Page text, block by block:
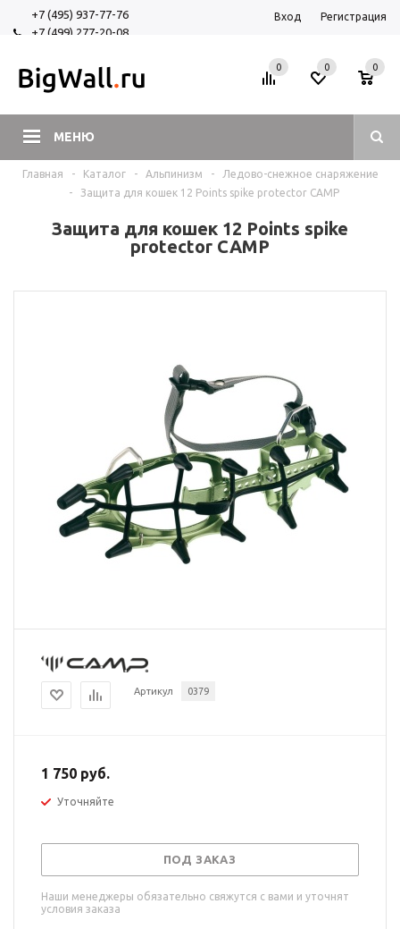
+7 (495) 937-77-76
+7 (499) 277-20-08
Вход Регистрация
МЕНЮ
0 0
0
Главная - Каталог - Альпинизм -
Ледово-снежное снаряжение
-
Защита для кошек 12 Points spike protector CAMP
Защита для кошек 12 Points spike
protector CAMP
Артикул 0379
1 750 руб.
Уточняйте
ПОД ЗАКАЗ
Наши менеджеры обязательно свяжутся с вами и уточнят
условия заказа